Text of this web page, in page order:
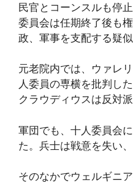
民官とコーンスルも停
委員会は任期終了後も
政、軍事を支配する疑
元老院内では、ウァレ
人委員の専横を批判し
クラウディウスは反対派
軍団でも、十人委員会
た。兵士は戦意を失い
そのなかでウェルギニ